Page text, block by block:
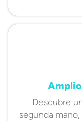
Descubre
segunda